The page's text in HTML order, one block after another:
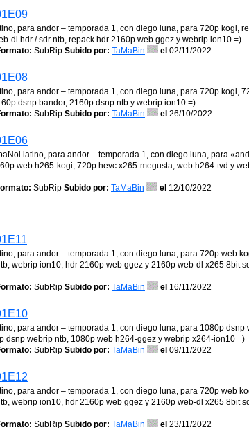
para andor – temporada 1, con diego luna, para 720p kogi,
dl hdr / sdr ntb, repack hdr 2160p web ggez y webrip ion10 =)
SubRip Subido por: TaMaBin el 02/11/2022
para andor – temporada 1, con diego luna, para 720p kogi,
dsnp bandor, 2160p dsnp ntb y webrip ion10 =)
SubRip Subido por: TaMaBin el 26/10/2022
latino, para andor – temporada 1, con diego luna, para
web h265-kogi, 720p hevc x265-megusta, web h264-tvd y
SubRip Subido por: TaMaBin el 12/10/2022
para andor – temporada 1, con diego luna, para 720p web
webrip ion10, hdr 2160p web ggez y 2160p web-dl x265 8bit
SubRip Subido por: TaMaBin el 16/11/2022
para andor – temporada 1, con diego luna, para 1080p dsnp
dsnp webrip ntb, 1080p web h264-ggez y webrip x264-ion10 =)
SubRip Subido por: TaMaBin el 09/11/2022
para andor – temporada 1, con diego luna, para 720p web
webrip ion10, hdr 2160p web ggez y 2160p web-dl x265 8bit
SubRip Subido por: TaMaBin el 23/11/2022